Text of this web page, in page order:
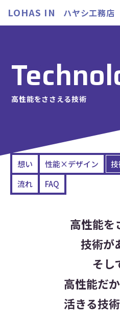
LOHAS IN ハヤシ工務店
高性能をささえる技術
想い 性能×デザイン
流れ
FAQ
高性能を
技術が
そし
高性能だ
活きる技術